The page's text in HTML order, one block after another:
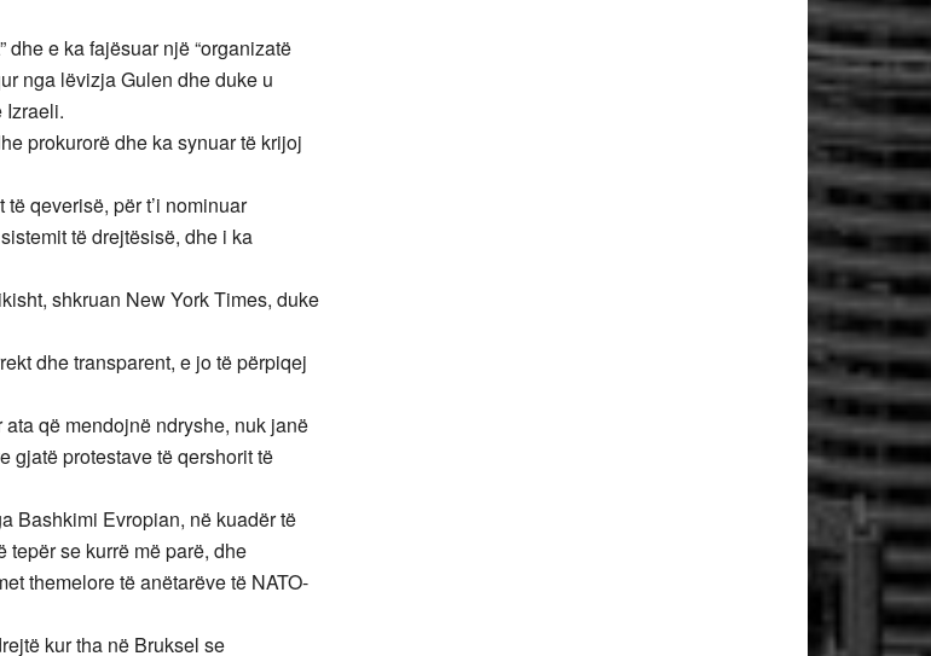
dhe e ka fajësuar një “organizatë
nga lëvizja Gulen dhe duke u
Izraeli.
prokurorë dhe ka synuar të krijoj
qeverisë, për t’i nominuar
të drejtësisë, dhe i ka
shkruan New York Times, duke
dhe transparent, e jo të përpiqej
që mendojnë ndryshe, nuk janë
gjatë protestave të qershorit të
Bashkimi Evropian, në kuadër të
tepër se kurrë më parë, dhe
themelore të anëtarëve të NATO-
kur tha në Bruksel se